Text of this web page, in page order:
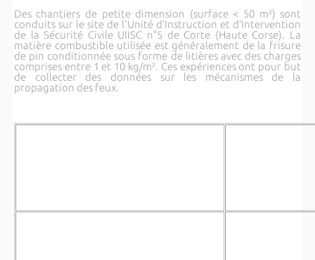
Des chantiers de petite dimension (surface < 50 m²) sont
conduits sur le site de l'Unité d’Instruction et d’Intervention
de la Sécurité Civile UIISC n°5 de Corte (Haute Corse). La
matière combustible utilisée est généralement de la frisure
de pin conditionnée sous forme de litières avec des charges
comprises entre 1 et 10 kg/m². Ces expériences ont pour but
de collecter des données sur les mécanismes de la
propagation des feux.